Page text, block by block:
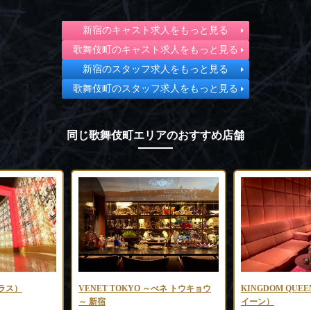
新宿のキャスト求人をもっと見る
歌舞伎町のキャスト求人をもっと見る
新宿のスタッフ求人をもっと見る
歌舞伎町のスタッフ求人をもっと見る
同じ歌舞伎町エリアのおすすめ店舗
）
VENET TOKYO ～べネ トウキョウ
～ 新宿
KINGDOM
イーン）